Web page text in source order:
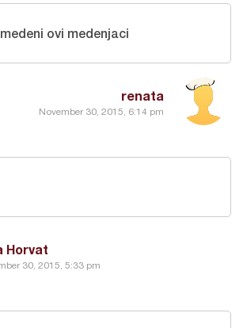
renata
November 30, 2015, 6:14 pm
ovi medenjaci
Horvat
30, 2015, 5:33 pm